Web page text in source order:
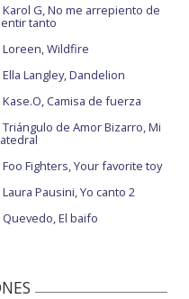
Karol G, No me arrepiento de
tanto
Loreen, Wildfire
Ella Langley, Dandelion
Kase.O, Camisa de fuerza
Triángulo de Amor Bizarro, Mi
Foo Fighters, Your favorite toy
Laura Pausini, Yo canto 2
Quevedo, El baifo